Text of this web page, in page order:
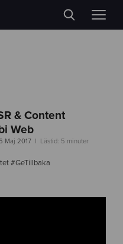
& Content
Web
Maj 2017 Lästid: 5 minuter
#GeTillbaka